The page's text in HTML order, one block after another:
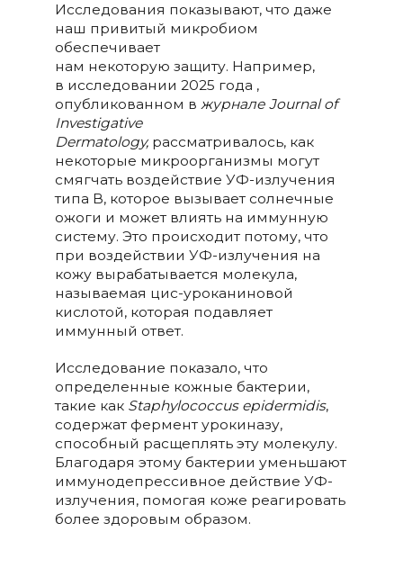
Исследования показывают, что даже
наш привитый микробиом
обеспечивает
нам некоторую защиту. Например,
в исследовании 2025 года ,
опубликованном в журнале Journal of
Investigative
Dermatology,рассматривалось, как
некоторые микроорганизмы могут
смягчать воздействие УФ-излучения
типа В, которое вызывает солнечные
ожоги и может влиять на иммунную
систему. Это происходит потому, что
при воздействии УФ-излучения на
кожу вырабатывается молекула,
называемая цис-уроканиновой
кислотой, которая подавляет
иммунный ответ.
Исследование показало, что
определенные кожные бактерии,
такие как Staphylococcus epidermidis,
содержат фермент урокиназу,
способный расщеплять эту молекулу.
Благодаря этому бактерии уменьшают
иммунодепрессивное действие УФ-
излучения, помогая коже реагировать
более здоровым образом.